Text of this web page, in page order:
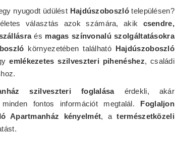
nyugodt üdülést Hajdúszoboszlótelepülésen?
választás azok számára, akik csendre,
és magas színvonalú szolgáltatásokra
környezetében található Hajdúszoboszló
emlékezetes szilveszteri pihenéshez, családi
szilveszteri foglalásaérdekli, akár
fontos információt megtalál. Foglaljon
Apartmanház kényelmét, atermészetközeli